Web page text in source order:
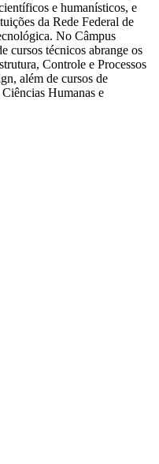
e humanísticos, e
da Rede Federal de
No Câmpus
cursos técnicos abrange os
Controle e Processos
além de cursos de
Ciências Humanas e